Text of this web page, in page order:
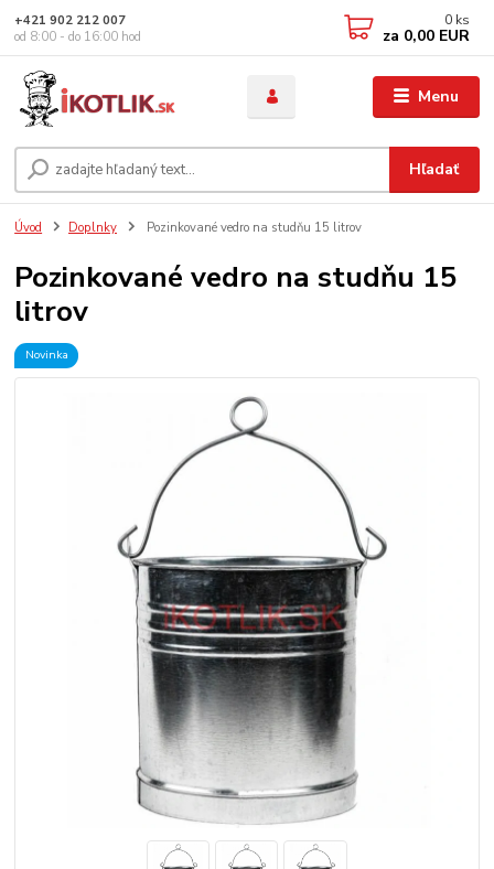
Menu
Hľadať
+421 902 212 007
od 8:00 - do 16:00 hod
0 ks
za 0,00 EUR
Úvod Doplnky Pozinkované vedro na studňu 15 litrov
Pozinkované vedro na studňu 15
litrov
Novinka